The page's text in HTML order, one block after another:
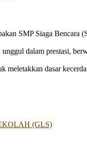
SMP Siaga Bencara
dalam prestasi,
meletakkan dasar
(GLS)